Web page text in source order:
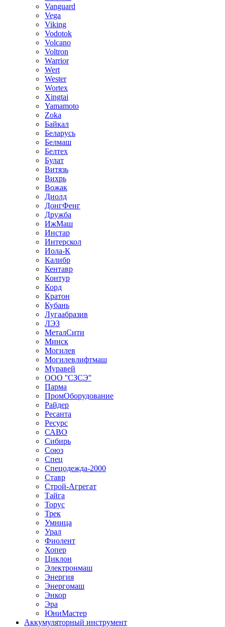
Vanguard
Vega
Viking
Vodotok
Volcano
Voltron
Warrior
Wert
Wester
Wortex
Xingtai
Yamamoto
Zoka
Байкал
Беларусь
Белмаш
Белтех
Булат
Витязь
Вихрь
Вожак
Диолд
ДонгФенг
Дружба
ИжМаш
Инстар
Интерскол
Иола-К
Калибр
Кентавр
Контур
Корд
Кратон
Кубань
Лугаабразив
ЛЭЗ
МеталСити
Минск
Могилев
Могилевлифтмаш
Муравей
ООО ''СЗСЭ''
Парма
ПромОборудование
Райдер
Ресанта
Ресурс
САВО
Сибирь
Союз
Спец
Спецодежда-2000
Ставр
Строй-Агрегат
Тайга
Торус
Трек
Умница
Урал
Фиолент
Хопер
Циклон
Электронмаш
Энергия
Энергомаш
Энкор
Эра
ЮниМастер
Аккумуляторный инструмент